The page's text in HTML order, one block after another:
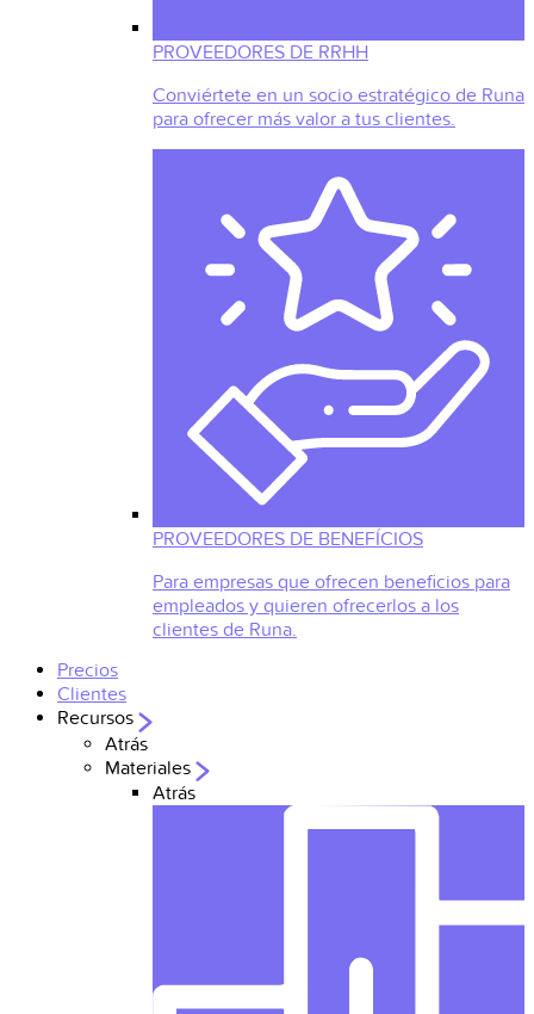
PROVEEDORES DE RRHH
Conviértete en un socio estratégico de Runa
para ofrecer más valor a tus clientes.
PROVEEDORES DE BENEFÍCIOS
Para empresas que ofrecen beneficios para
empleados y quieren ofrecerlos a los
clientes de Runa.
Precios
Clientes
Recursos
Atrás
Materiales
Atrás